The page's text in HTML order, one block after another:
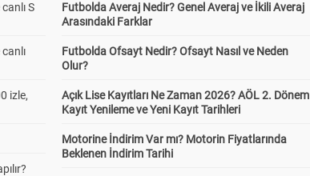
S
izle,
Futbolda Averaj Nedir? Genel Averaj ve İkili Averaj
Arasındaki Farklar
Futbolda Ofsayt Nedir? Ofsayt Nasıl ve Neden
Olur?
Açık Lise Kayıtları Ne Zaman 2026? AÖL 2. Dönem
Kayıt Yenileme ve Yeni Kayıt Tarihleri
Motorine İndirim Var mı? Motorin Fiyatlarında
Beklenen İndirim Tarihi